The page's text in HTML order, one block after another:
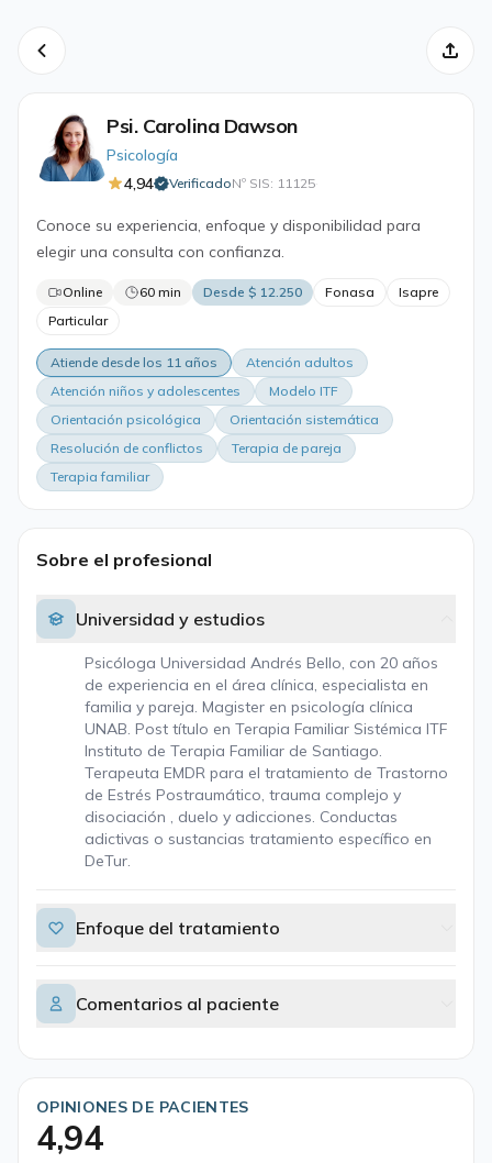
Psi. Carolina Dawson
Psicología
4,94
VerificadoNº SIS: 11125·
Conoce su experiencia, enfoque y disponibilidad para
elegir una consulta con confianza.
Online 60 min Desde $ 12.250 Fonasa
Isapre
Particular
Atiende desde los 11 años
Atención adultos
Atención niños y adolescentes
Modelo ITF
Orientación psicológica
Orientación sistemática
Resolución de conflictos
Terapia de pareja
Terapia familiar
Sobre el profesional
Universidad y estudios
Psicóloga Universidad Andrés Bello, con 20 años
de experiencia en el área clínica, especialista en
familia y pareja. Magister en psicología clínica
UNAB. Post título en Terapia Familiar Sistémica ITF
Instituto de Terapia Familiar de Santiago.
Terapeuta EMDR para el tratamiento de Trastorno
de Estrés Postraumático, trauma complejo y
disociación , duelo y adicciones. Conductas
adictivas o sustancias tratamiento específico en
DeTur.
Enfoque del tratamiento
Comentarios al paciente
OPINIONES DE PACIENTES
4,94